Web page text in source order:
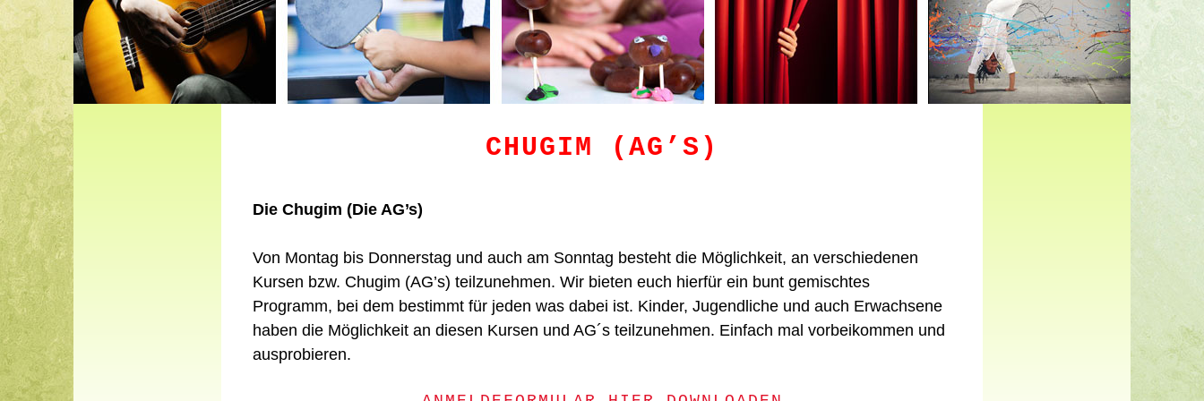
CHUGIM (AG’S)
Die Chugim (Die AG’s)
Von Montag bis Donnerstag und auch am Sonntag besteht die Möglichkeit, an verschiedenen
Kursen bzw. Chugim (AG’s) teilzunehmen. Wir bieten euch hierfür ein bunt gemischtes
Programm, bei dem bestimmt für jeden was dabei ist. Kinder, Jugendliche und auch Erwachsene
haben die Möglichkeit an diesen Kursen und AG´s teilzunehmen. Einfach mal vorbeikommen und
ausprobieren.